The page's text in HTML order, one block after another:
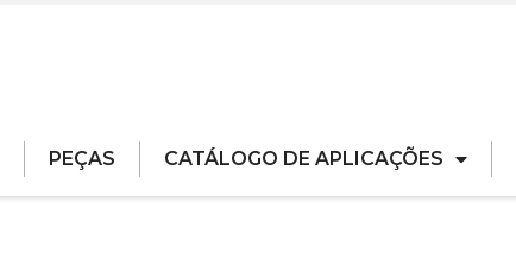
PEÇAS CATÁLOGO DE APLICAÇÕES